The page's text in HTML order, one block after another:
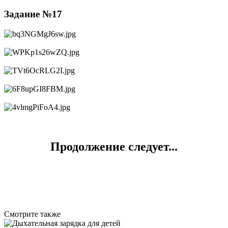
Задание №17
Продолжение следует...
Смотрите также